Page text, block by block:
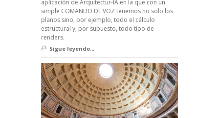
aplicación de Arquitectur-IA en la que con un
simple COMANDO DE VOZ tenemos no solo los
planos sino, por ejemplo, todo el cálculo
estructural y, por supuesto, todo tipo de
renders.
Sigue leyendo...